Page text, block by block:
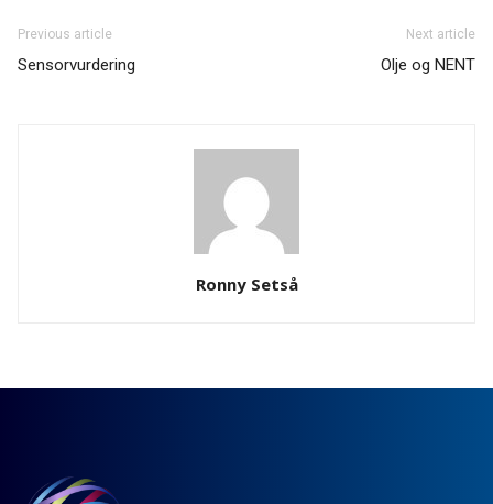
Previous article
Sensorvurdering
Next article
Olje og NENT
Ronny Setså